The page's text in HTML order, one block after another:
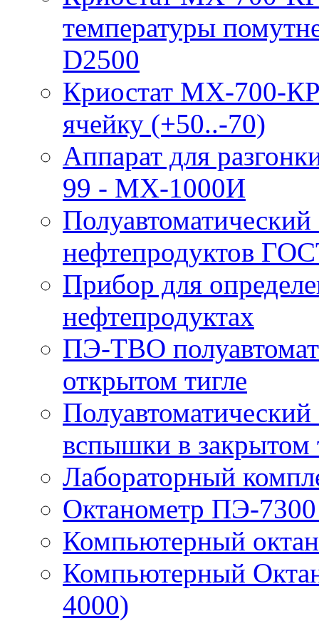
температуры
D2500
Криостат МХ-700-
ячейку (+50..-70)
Аппарат для
99 - MX-1000И
Полуавтоматический
нефтепродуктов
Прибор для
нефтепродуктах
ПЭ-ТВО
открытом тигле
вспышки в закрытом
Лабораторный
Октанометр ПЭ-
Компьютерный
Компьютерный
4000)